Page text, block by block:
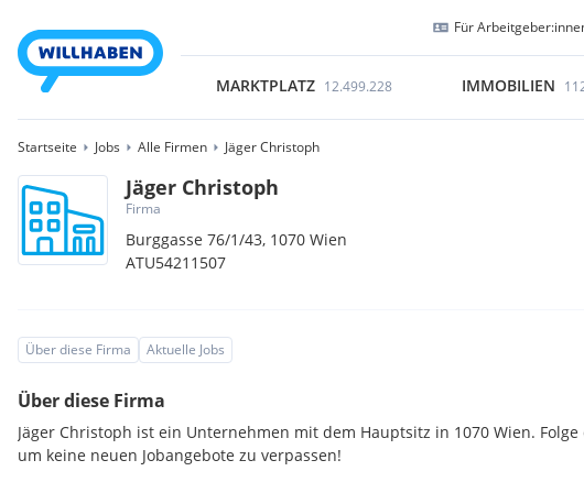
Für
MARKTPLATZ 12.499.228 IMMOBILIEN
Startseite Jobs Alle Firmen Jäger Christoph
Jäger Christoph
Firma
Burggasse 76/1/43, 1070Wien
ATU54211507
Über diese Firma Aktuelle Jobs
Über diese Firma
Jäger Christoph ist ein Unternehmen mit dem Hauptsitz in 1070 Wien. Folge
um keine neuen Jobangebote zu verpassen!